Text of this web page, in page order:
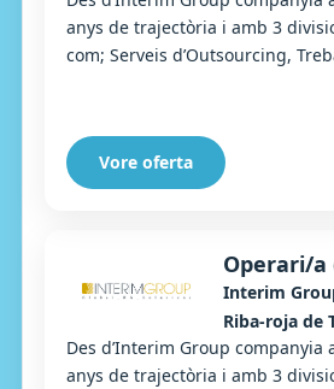
anys de trajectòria i amb 3
com; Serveis d’Outsourcing,
Vore oferta
Operari/a
Interim
Riba-roja de
Des d’Interim Group companyia
anys de trajectòria i amb 3